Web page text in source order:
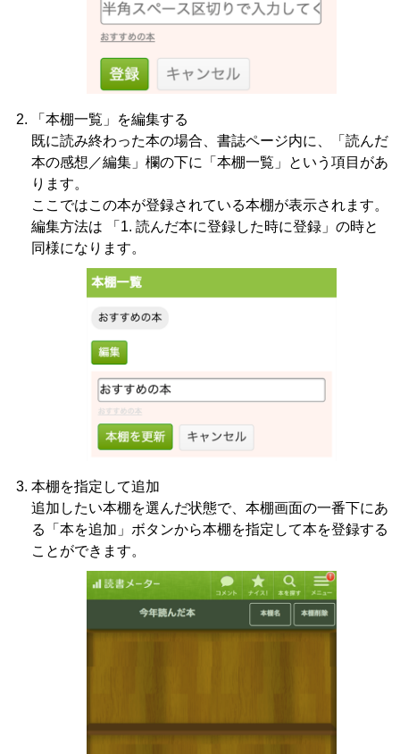
「本棚一覧」を編集する
既に読み終わった本の場合、書誌ページ内に、「読んだ
本の感想／編集」欄の下に「本棚一覧」という項目があ
ります。
ここではこの本が登録されている本棚が表示されます。
編集方法は 「1. 読んだ本に登録した時に登録」の時と
同様になります。
本棚を指定して追加
追加したい本棚を選んだ状態で、本棚画面の一番下にあ
る「本を追加」ボタンから本棚を指定して本を登録する
ことができます。